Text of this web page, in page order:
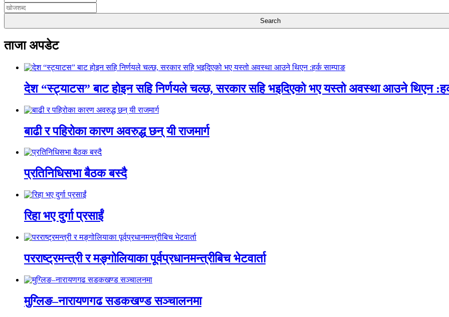
ताजा अपडेट
देश “स्ट्याटस” बाट होइन सहि निर्णयले चल्छ, सरकार सहि भइदिएको भए यस्तो अवस्था आउने थिएन
बाढी र पहिरोका कारण अवरुद्ध छन् यी राजमार्ग
प्रतिनिधिसभा बैठक बस्दै
रिहा भए दुर्गा प्रसाईं
परराष्ट्रमन्त्री र मङ्गोलियाका पूर्वप्रधानमन्त्रीबिच भेटवार्ता
मुग्लिङ–नारायणगढ सडकखण्ड सञ्चालनमा